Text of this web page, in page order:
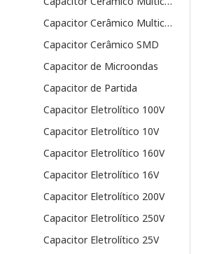
Capacitor Cerâmico Multicamadas SMD
Capacitor Cerâmico SMD
Capacitor de Microondas
Capacitor de Partida
Capacitor Eletrolítico 100V
Capacitor Eletrolítico 10V
Capacitor Eletrolítico 160V
Capacitor Eletrolítico 16V
Capacitor Eletrolítico 200V
Capacitor Eletrolítico 250V
Capacitor Eletrolítico 25V